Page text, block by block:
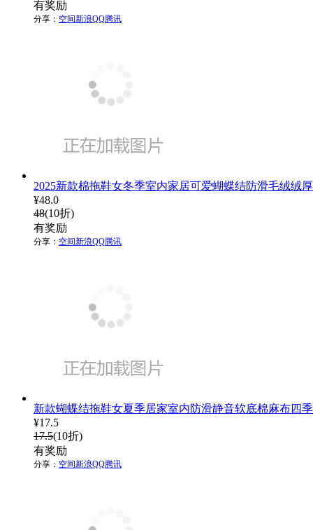
有奖励
分享： 空间新浪QQ腾讯
2025新款棉拖鞋女冬季室内家居可爱蝴蝶结防滑毛绒绒
¥48.0
48(10折)
有奖励
分享： 空间新浪QQ腾讯
新款蝴蝶结拖鞋女夏季居家室内防滑静音软底棉麻布四
¥17.5
17.5(10折)
有奖励
分享： 空间新浪QQ腾讯